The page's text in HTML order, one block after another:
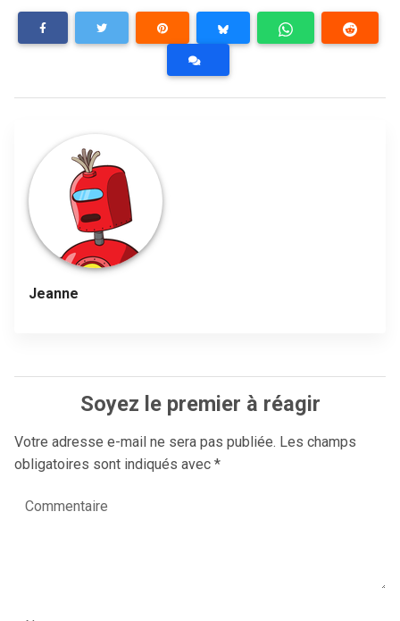
Jeanne
Soyez le premier à réagir
Votre adresse e-mail ne sera pas publiée. Les champs
obligatoires sont indiqués avec *
Commentaire